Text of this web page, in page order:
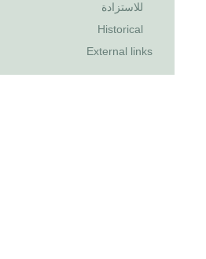
للاستزادة
Historical
External links